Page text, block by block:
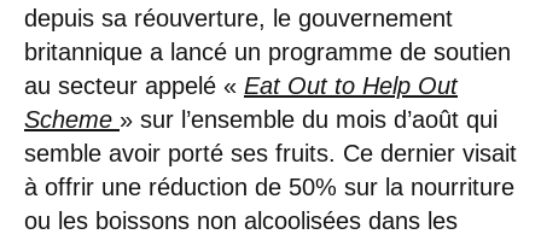
depuis sa réouverture, le gouvernement
britannique a lancé un programme de soutien
au secteur appelé « Eat Out to Help Out
Scheme » sur l’ensemble du mois d’août qui
semble avoir porté ses fruits. Ce dernier visait
à offrir une réduction de 50% sur la nourriture
ou les boissons non alcoolisées dans les